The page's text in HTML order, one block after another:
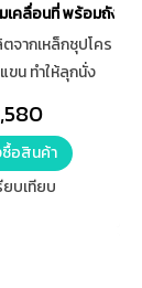
เคลื่อนที่ พร้อมถัง
จากเหล็กชุปโคร
ขน ทำให้ลุกนั่ง
มหูหิ้ว ผลิตจาก
ติกพีวีชี
อสินค้า
ยบเทียบ